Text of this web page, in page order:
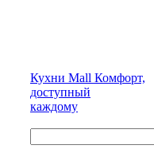
Кухни Mall Комфорт,
доступный
каждому